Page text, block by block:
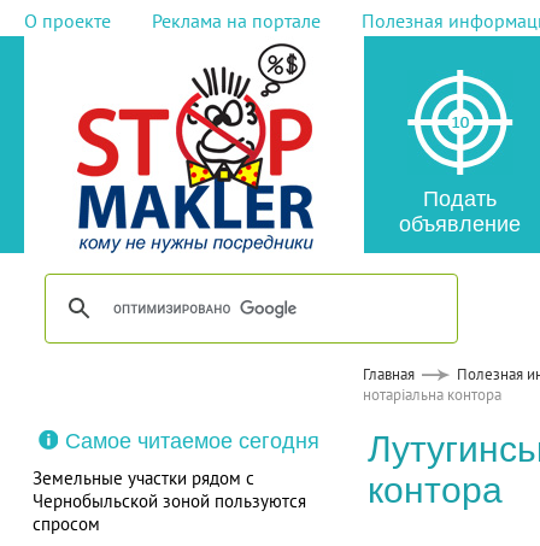
О проекте Реклама на портале Полезная
Подать
объявление
Главная
Полезная
нотаріальна контора
Самое читаемое сегодня
Земельные участки рядом с
Чернобыльской зоной пользуются
спросом
контора